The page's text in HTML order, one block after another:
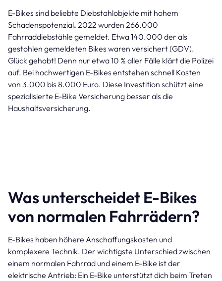
E-Bikes sind beliebte Diebstahlobjekte mit hohem
Schadenspotenzial. 2022 wurden 266.000
Fahrraddiebstähle gemeldet. Etwa 140.000 der als
gestohlen gemeldeten Bikes waren versichert (GDV).
Glück gehabt! Denn nur etwa 10 % aller Fälle klärt die Polizei
auf. Bei hochwertigen E-Bikes entstehen schnell Kosten
von 3.000 bis 8.000 Euro. Diese Investition schützt eine
spezialisierte E-Bike Versicherung besser als die
Haushaltsversicherung.
Was unterscheidet E-Bikes
von normalen Fahrrädern?
E-Bikes haben höhere Anschaffungskosten und
komplexere Technik. Der wichtigste Unterschied zwischen
einem normalen Fahrrad und einem E-Bike ist der
elektrische Antrieb: Ein E-Bike unterstützt dich beim Treten